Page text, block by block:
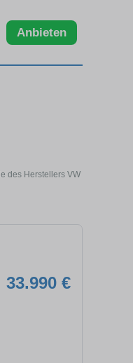
Anbieten
des Herstellers VW
33.990 €